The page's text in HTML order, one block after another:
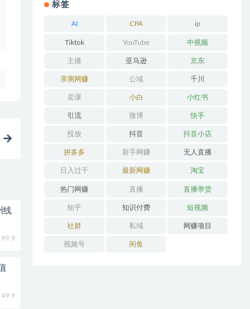
线
99.9
49.9
标签
AI CPA ip
Tiktok YouTube 中视频
主播 亚马逊 京东
亲测网赚 公域 千川
卖课 小白 小红书
引流 微博 快手
投放 抖音 抖音小店
拼多多 新手网赚 无人直播
日入过千 最新网赚 淘宝
热门网赚 直播 直播带货
知乎 知识付费 短视频
社群 私域 网赚项目
视频号 闲鱼